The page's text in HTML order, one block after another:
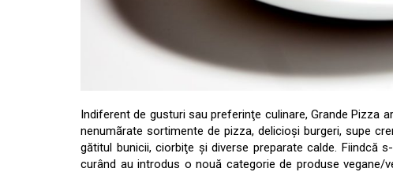
Indiferent de gusturi sau preferinţe culinare, Grande Pizza
nenumãrate sortimente de pizza, delicioşi burgeri, supe
gătitul bunicii, ciorbiţe şi diverse preparate calde. Fiindcă
curând au introdus o nouă categorie de produse